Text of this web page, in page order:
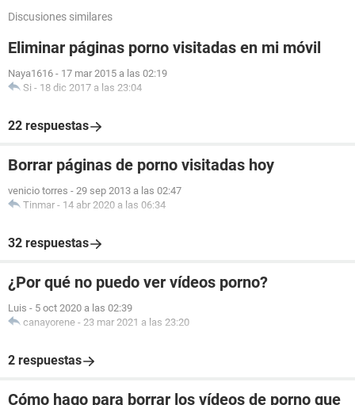
Discusiones similares
Eliminar páginas porno visitadas en mi móvil
Naya1616 - 17 mar 2015 a las 02:19
Si - 18 dic 2017 a las 23:04
22 respuestas
Borrar páginas de porno visitadas hoy
venicio torres - 29 sep 2013 a las 02:47
Tinmar - 14 abr 2020 a las 06:34
32 respuestas
¿Por qué no puedo ver vídeos porno?
Luis - 5 oct 2020 a las 02:39
canayorene - 23 mar 2021 a las 23:20
2 respuestas
Cómo hago para borrar los vídeos de porno que